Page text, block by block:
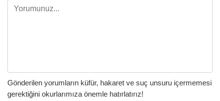
Gönderilen yorumların küfür, hakaret ve suç unsuru içermemesi
gerektiğini okurlarımıza önemle hatırlatırız!